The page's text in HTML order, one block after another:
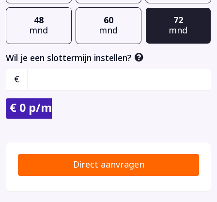
48
mnd
60
mnd
72
mnd
Wil je een slottermijn instellen?
€
€ 0 p/m
Direct aanvragen